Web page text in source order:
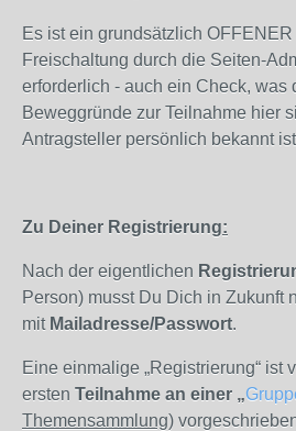
Es ist ein grundsätzlich
Freischaltung durch die Seiten-
erforderlich - auch ein Check, was
Beweggründe zur Teilnahme hier
Antragsteller persönlich bekannt
Zu Deiner Registrierung:
Nach der eigentlichen
Person) musst Du Dich in Zukunft
mit Mailadresse/Passwort.
Eine einmalige „Registrierung“ ist
ersten Teilnahme an einer „
Themensammlung)